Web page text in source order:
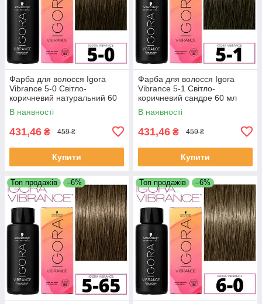
Фарба для волосся Igora
Vibrance 5-0 Світло-
коричневий натуральний 60
мл
В наявності
431,46 ₴ 459 ₴
Купити
Фарба для волосся Igora
Vibrance 5-1 Світло-
коричневий сандре 60 мл
В наявності
431,46 ₴ 459 ₴
Купити
Топ продажів –6% Топ продажів –6%